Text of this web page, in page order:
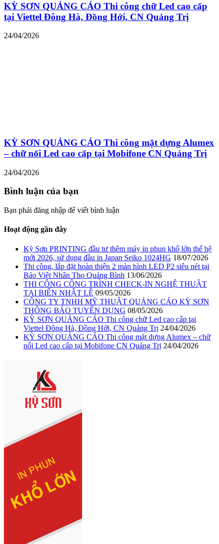
KỲ SƠN QUẢNG CÁO Thi công chữ Led cao cấp
tại Viettel Đông Hà, Đồng Hới, CN Quảng Trị
24/04/2026
KỲ SƠN QUẢNG CÁO Thi công mặt dựng Alumex
– chữ nổi Led cao cấp tại Mobifone CN Quảng Trị
24/04/2026
Bình luận của bạn
Bạn phải đăng nhập để viết bình luận
Hoạt động gần đây
Kỳ Sơn PRINTING đầu tư thêm máy in phun khổ lớn thế hệ
mới 2026, sử dụng đầu in Japan Seiko 1024HG 18/07/2026
Thi công, lắp đặt hoàn thiện 2 màn hình LED P2 siêu nét tại
Bảo Việt Nhân Thọ Quảng Bình 13/06/2026
THI CÔNG CÔNG TRÌNH CHECK-IN NGHỆ THUẬT
TẠI BIỂN NHẬT LỆ 09/05/2026
CÔNG TY TNHH MỸ THUẬT QUẢNG CÁO KỲ SƠN
THÔNG BÁO TUYỂN DỤNG 08/05/2026
KỲ SƠN QUẢNG CÁO Thi công chữ Led cao cấp tại
Viettel Đông Hà, Đồng Hới, CN Quảng Trị 24/04/2026
KỲ SƠN QUẢNG CÁO Thi công mặt dựng Alumex – chữ
nổi Led cao cấp tại Mobifone CN Quảng Trị 24/04/2026